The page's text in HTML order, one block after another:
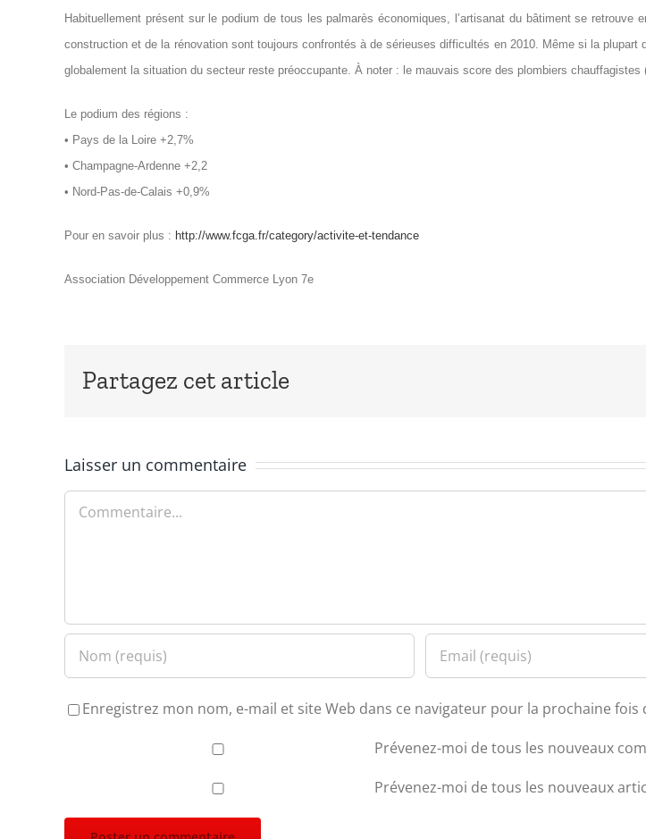
Habituellement présent sur le podium de tous les palmarès économiques, l’artisanat du bâtiment se
construction et de la rénovation sont toujours confrontés à de sérieuses difficultés en 2010. Même si la plupart
globalement la situation du secteur reste préoccupante. À noter : le mauvais score des plombiers chauffagistes
Le podium des régions :
• Pays de la Loire +2,7%
• Champagne-Ardenne +2,2
• Nord-Pas-de-Calais +0,9%
Pour en savoir plus : http://www.fcga.fr/category/activite-et-tendance
Association Développement Commerce Lyon 7e
Partagez cet article
Laisser un commentaire
Commentaire
Enregistrez mon nom, e-mail et site Web dans ce navigateur pour la prochaine fois
Prévenez-moi de tous les nouveaux
Prévenez-moi de tous les nouveaux